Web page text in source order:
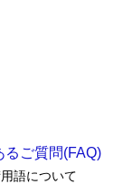
るご質問(FAQ)
語について